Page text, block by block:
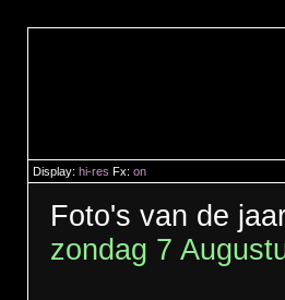
Display: hi-res Fx: on
Foto's van de
zondag 7